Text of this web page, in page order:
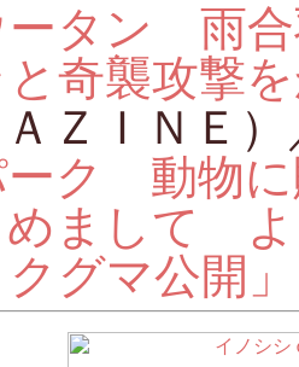
ータン 雨
奇襲攻撃
ＡＺＩＮＥ
ーク 動物
めまして
グマ公開」